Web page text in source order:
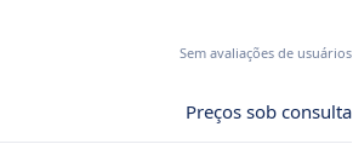
Sem avaliações de usuários
Preços sob consulta